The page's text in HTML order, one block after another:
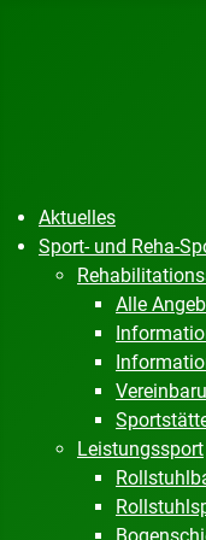
Aktuelles
Sport- und Reha-
Alle
Leistungssport